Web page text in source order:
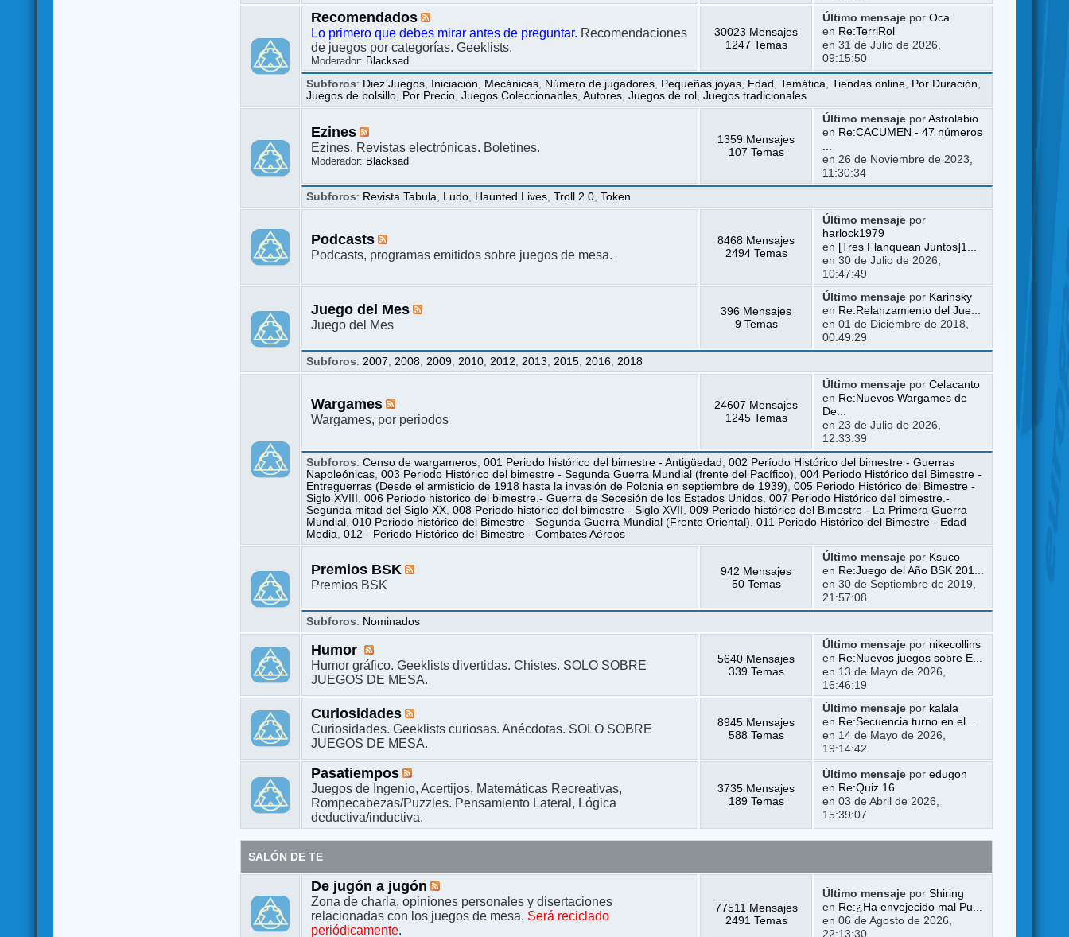
Recomendados
Lo primero que debes mirar antes de preguntar. Recomendaciones
de juegos por categorías. Geeklists.
Moderador: Blacksad
30023 Mensajes
1247 Temas
Último mensajepor Oca
en Re:TerriRol
en 31 de Julio de 2026,
09:15:50
Subforos: Diez Juegos Iniciación Mecánicas Número de jugadores Pequeñas joyas Edad ,Temática ,Tiendas online Por Duración
Juegos de bolsillo
Por Precio ,Juegos Coleccionables ,Autores ,Juegos de rol ,Juegos tradicionales
Ezines
Ezines. Revistas electrónicas. Boletines.
Moderador: Blacksad
1359 Mensajes
107 Temas
Último mensajepor Astrolabio
en Re:CACUMEN - 47 números
en 26 de Noviembre de 2023,
11:30:34
Subforos: Revista Tabula Ludo Haunted Lives ,Troll 2.0 ,Token
Podcasts
Podcasts, programas emitidos sobre juegos de mesa.
8468 Mensajes
2494 Temas
Último mensajepor
harlock1979
en [Tres Flanquean Juntos]1...
en 30 de Julio de 2026,
10:47:49
Juego del Mes
Juego del Mes
396 Mensajes
9 Temas
Último mensajepor Karinsky
en Re:Relanzamiento del Jue...
en 01 de Diciembre de 2018,
00:49:29
Subforos: 2007 2008 2009 2010 2012 2013 2015 2016 2018
Wargames
Wargames, por periodos
24607 Mensajes
1245 Temas
Último mensajepor Celacanto
en Re:Nuevos Wargames de
De...
en 23 de Julio de 2026,
12:33:39
Subforos:Censo de wargameros ,001 Periodo histórico del bimestre - Antigüedad ,002 Período Histórico del bimestre - Guerras
Napoleónicas ,003 Periodo Histórico del bimestre - Segunda Guerra Mundial (frente del Pacífico) ,004 Periodo Histórico del Bimestre -
Entreguerras (Desde el armisticio de 1918 hasta la invasión de Polonia en septiembre de 1939) ,005 Periodo Histórico del Bimestre -
Siglo XVIII
,006 Periodo historico del bimestre.- Guerra de Secesión de los Estados Unidos ,007 Periodo Histórico del bimestre.-
Segunda mitad del Siglo XX ,008 Periodo histórico del bimestre - Siglo XVII ,009 Periodo histórico del Bimestre - La Primera Guerra
Mundial
,010 Periodo histórico del Bimestre - Segunda Guerra Mundial (Frente Oriental) ,011 Periodo Histórico del Bimestre - Edad
Media ,012 - Periodo Histórico del Bimestre - Combates Aéreos
Premios BSK
Premios BSK
942 Mensajes
50 Temas
Último mensajepor Ksuco
en Re:Juego del Año BSK 201...
en 30 de Septiembre de 2019,
21:57:08
Subforos: Nominados
Humor
Humor gráfico. Geeklists divertidas. Chistes. SOLO SOBRE
JUEGOS DE MESA.
5640 Mensajes
339 Temas
Último mensajepor nikecollins
en Re:Nuevos juegos sobre E...
en 13 de Mayo de 2026,
16:46:19
Curiosidades
Curiosidades. Geeklists curiosas. Anécdotas. SOLO SOBRE
JUEGOS DE MESA.
8945 Mensajes
588 Temas
Último mensajepor kalala
en Re:Secuencia turno en el...
en 14 de Mayo de 2026,
19:14:42
Pasatiempos
Juegos de Ingenio, Acertijos, Matemáticas Recreativas,
Rompecabezas/Puzzles. Pensamiento Lateral, Lógica
deductiva/inductiva.
3735 Mensajes
189 Temas
Último mensajepor edugon
en Re:Quiz 16
en 03 de Abril de 2026,
15:39:07
SALÓN DE TE
De jugón a jugón
Zona de charla, opiniones personales y disertaciones
relacionadas con los juegos de mesa. Será reciclado
periódicamente.
77511 Mensajes
2491 Temas
Último mensajepor Shiring
en Re:¿Ha envejecido mal Pu...
en 06 de Agosto de 2026,
22:13:30